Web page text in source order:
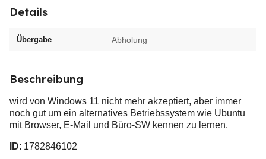
Details
Übergabe Abholung
Beschreibung
wird von Windows 11 nicht mehr akzeptiert, aber immer
noch gut um ein alternatives Betriebssystem wie Ubuntu
mit Browser, E-Mail und Büro-SW kennen zu lernen.
ID: 1782846102